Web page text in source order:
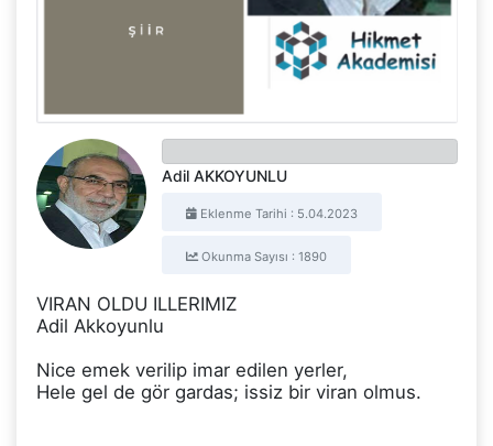
Adil AKKOYUNLU
Eklenme Tarihi : 5.04.2023
Okunma Sayısı : 1890
VIRAN OLDU ILLERIMIZ
Adil Akkoyunlu
Nice emek verilip imar edilen yerler,
Hele gel de gör gardas; issiz bir viran olmus.